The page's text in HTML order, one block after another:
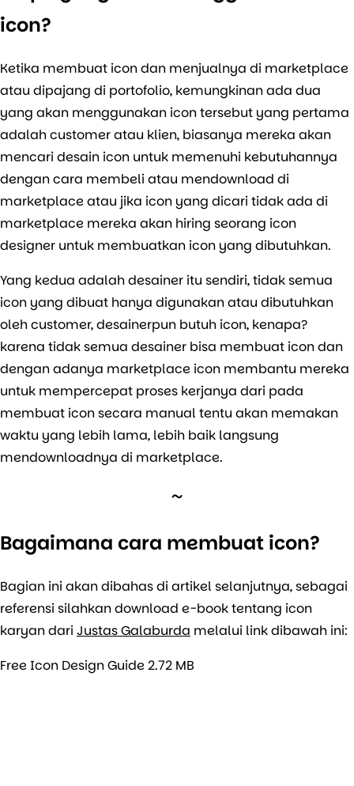
icon?
Ketika membuat icon dan menjualnya di marketplace
atau dipajang di portofolio, kemungkinan ada dua
yang akan menggunakan icon tersebut yang pertama
adalah customer atau klien, biasanya mereka akan
mencari desain icon untuk memenuhi kebutuhannya
dengan cara membeli atau mendownload di
marketplace atau jika icon yang dicari tidak ada di
marketplace mereka akan hiring seorang icon
designer untuk membuatkan icon yang dibutuhkan.
Yang kedua adalah desainer itu sendiri, tidak semua
icon yang dibuat hanya digunakan atau dibutuhkan
oleh customer, desainerpun butuh icon, kenapa?
karena tidak semua desainer bisa membuat icon dan
dengan adanya marketplace icon membantu mereka
untuk mempercepat proses kerjanya dari pada
membuat icon secara manual tentu akan memakan
waktu yang lebih lama, lebih baik langsung
mendownloadnya di marketplace.
Bagaimana cara membuat icon?
Bagian ini akan dibahas di artikel selanjutnya, sebagai
referensi silahkan download e-book tentang icon
karyan dariJustas Galaburda melalui link dibawah ini:
Free Icon Design Guide2.72 MB